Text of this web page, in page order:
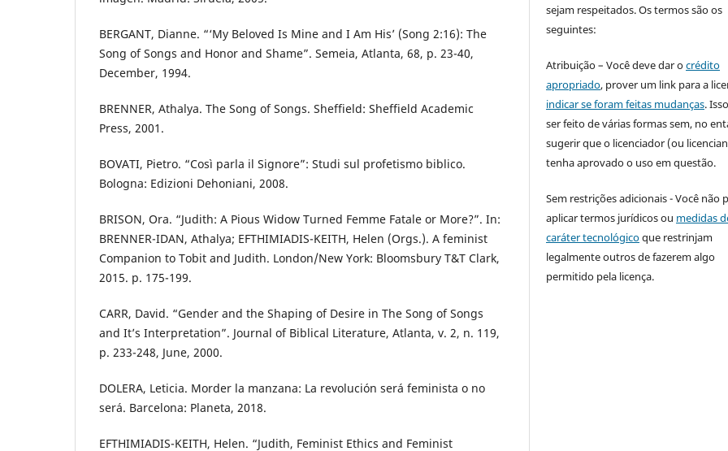
BERGANT, Dianne. “‘My Beloved Is Mine and I Am His’ (Song 2:16): The
Song of Songs and Honor and Shame”. Semeia, Atlanta, 68, p. 23-40,
December, 1994.
BRENNER, Athalya. The Song of Songs. Sheffield: Sheffield Academic
Press, 2001.
BOVATI, Pietro. “Così parla il Signore”: Studi sul profetismo biblico.
Bologna: Edizioni Dehoniani, 2008.
BRISON, Ora. “Judith: A Pious Widow Turned Femme Fatale or More?”. In:
BRENNER-IDAN, Athalya; EFTHIMIADIS-KEITH, Helen (Orgs.). A feminist
Companion to Tobit and Judith. London/New York: Bloomsbury T&T Clark,
2015. p. 175-199.
CARR, David. “Gender and the Shaping of Desire in The Song of Songs
and It’s Interpretation”. Journal of Biblical Literature, Atlanta, v. 2, n. 119,
p. 233-248, June, 2000.
DOLERA, Leticia. Morder la manzana: La revolución será feminista o no
será. Barcelona: Planeta, 2018.
EFTHIMIADIS-KEITH, Helen. “Judith, Feminist Ethics and Feminist
sejam respeitados. Os termos são os
seguintes:
Atribuição – Você deve dar ocrédito
apropriado, prover um link para a
indicar se foram feitas mudanças.
ser feito de várias formas sem, no
sugerir que o licenciador (ou
tenha aprovado o uso em questão.
Sem restrições adicionais - Você não
aplicar termos jurídicos ou medidas
caráter tecnológicoque restrinjam
legalmente outros de fazerem algo
permitido pela licença.